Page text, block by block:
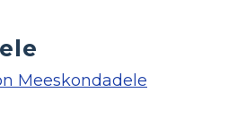
Meeskondadele